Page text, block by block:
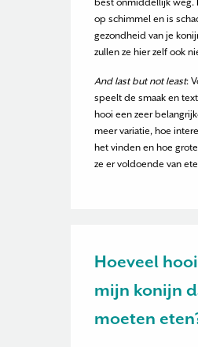
best onmiddellijk weg.
op schimmel en is
gezondheid van je
zullen ze hier zelf ook
And last but not least:
speelt de smaak en
hooi een zeer
meer variatie, hoe
het vinden en hoe
ze er voldoende van
Hoeveel
mijn konijn
moeten